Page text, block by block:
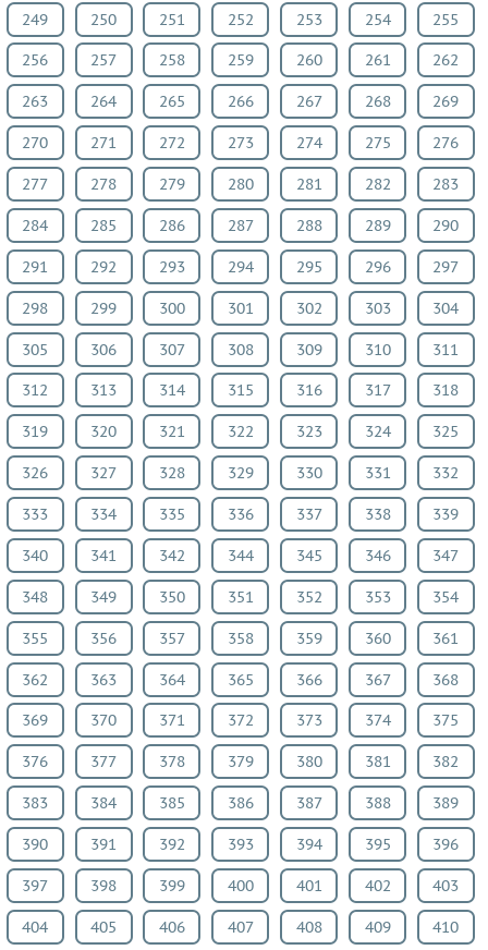
249 250 251 252 253 254 255
256 257 258 259 260 261 262
263 264 265 266 267 268 269
270 271 272 273 274 275 276
277 278 279 280 281 282 283
284 285 286 287 288 289 290
291 292 293 294 295 296 297
298 299 300 301 302 303 304
305 306 307 308 309 310 311
312 313 314 315 316 317 318
319 320 321 322 323 324 325
326 327 328 329 330 331 332
333 334 335 336 337 338 339
340 341 342 344 345 346 347
348 349 350 351 352 353 354
355 356 357 358 359 360 361
362 363 364 365 366 367 368
369 370 371 372 373 374 375
376 377 378 379 380 381 382
383 384 385 386 387 388 389
390 391 392 393 394 395 396
397 398 399 400 401 402 403
404 405 406 407 408 409 410